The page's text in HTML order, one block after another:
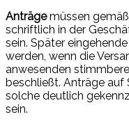
Anträgemüssen gemäß
schriftlich in der
sein. Später
werden, wenn die
anwesenden
beschließt. Anträge auf
solche deutlich
sein.